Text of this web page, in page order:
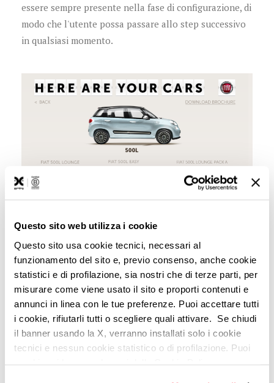
Questo sito web utilizza i cookie
Questo sito usa cookie tecnici, necessari al
funzionamento del sito e, previo consenso, anche cookie
statistici e di profilazione, sia nostri che di terze parti, per
misurare come viene usato il sito e proporti contenuti e
annunci in linea con le tue preferenze. Puoi accettare tutti
i cookie, rifiutarli tutti o scegliere quali attivare. Se chiudi
il banner usando la X, verranno installati solo i cookie
tecnici e nessun cookie statistico o di profilazione. Puoi
essere sempre presente nella fase di configurazione, di
modo che l'utente possa passare allo step successivo
in qualsiasi momento.
Coerenza, chiarezza, semplicità
Quando l'utente utilizza ilconfiguratoredel tuo
prodotto o servizio deve poterlo fare in modo intuitivo
e rapido: comunica con chiarezza le diverse opzioni;
fai in modo che il sistema si aggiorni coerentemente